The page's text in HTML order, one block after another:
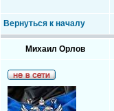
Вернуться к началу
Михаил Орлов